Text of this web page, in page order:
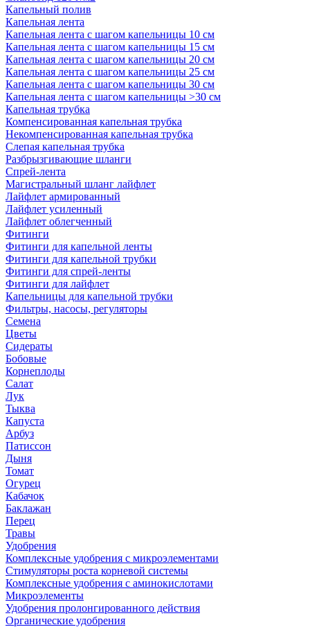
Капельный полив
Капельная лента
Капельная лента с шагом капельницы 10 см
Капельная лента с шагом капельницы 15 см
Капельная лента с шагом капельницы 20 см
Капельная лента с шагом капельницы 25 см
Капельная лента с шагом капельницы 30 см
Капельная лента с шагом капельницы >30 см
Капельная трубка
Компенсированная капельная трубка
Некомпенсированная капельная трубка
Слепая капельная трубка
Разбрызгивающие шланги
Спрей-лента
Магистральный шланг лайфлет
Лайфлет армированный
Лайфлет усиленный
Лайфлет облегченный
Фитинги
Фитинги для капельной ленты
Фитинги для капельной трубки
Фитинги для спрей-ленты
Фитинги для лайфлет
Капельницы для капельной трубки
Фильтры, насосы, регуляторы
Семена
Цветы
Сидераты
Бобовые
Корнеплоды
Салат
Лук
Тыква
Капуста
Арбуз
Патиссон
Дыня
Томат
Огурец
Кабачок
Баклажан
Перец
Травы
Удобрения
Комплексные удобрения с микроэлементами
Стимуляторы роста корневой системы
Комплексные удобрения с аминокислотами
Микроэлементы
Удобрения пролонгированного действия
Органические удобрения